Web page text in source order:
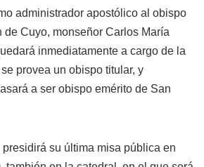
administrador apostólico al obispo
Cuyo, monseñor Carlos María
inmediatamente a cargo de la
provea un obispo titular, y
a ser obispo emérito de San
presidirá su última misa pública en